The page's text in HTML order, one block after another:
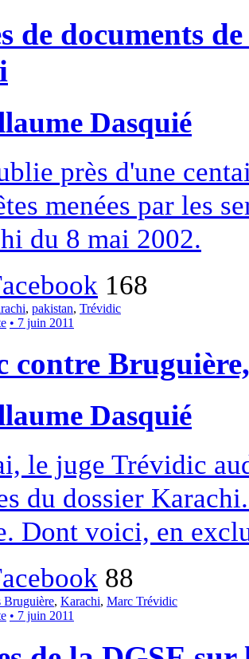
de documents
Dasquié
près d'une
menées par les
du 8 mai 2002.
168
, pakistan, Trévidic
• 7 juin 2011
contre
Dasquié
le juge Trévidic
du dossier
Dont voici, en
88
Bruguière, Karachi, Marc Trévidic
• 7 juin 2011